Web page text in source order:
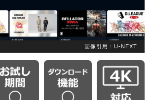
画像引用：U-NEXT